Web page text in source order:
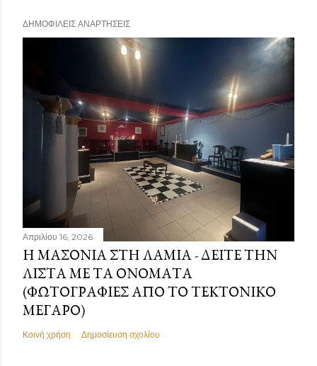
ΔΗΜΟΦΙΛΕΊΣ ΑΝΑΡΤΉΣΕΙΣ
Απριλίου 16, 2026
Η ΜΑΣΟΝΊΑ ΣΤΗ ΛΑΜΊΑ - ΔΕΊΤΕ ΤΗΝ
ΛΊΣΤΑ ΜΕ ΤΑ ΟΝΌΜΑΤΑ
(ΦΩΤΟΓΡΑΦΊΕΣ ΑΠΌ ΤΟ ΤΕΚΤΟΝΙΚΌ
ΜΈΓΑΡΟ)
Κοινή χρήση Δημοσίευση σχολίου